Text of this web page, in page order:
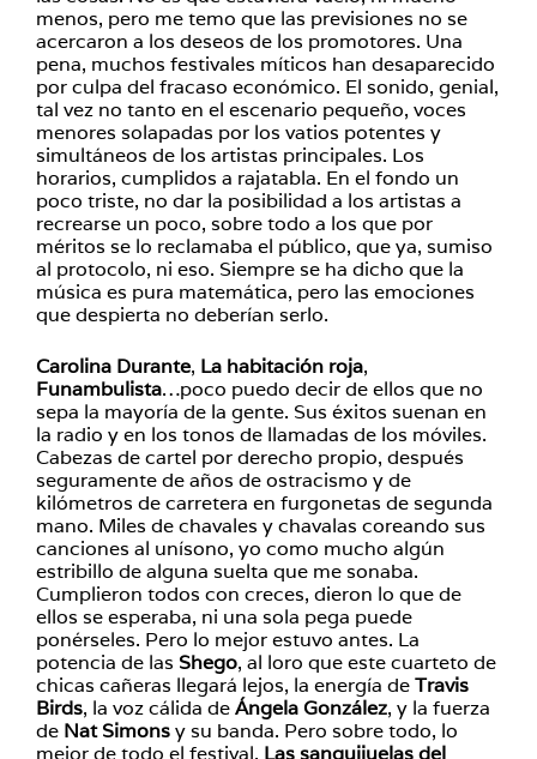
menos, pero me temo que las previsiones no se
acercaron a los deseos de los promotores. Una
pena, muchos festivales míticos han desaparecido
por culpa del fracaso económico. El sonido, genial,
tal vez no tanto en el escenario pequeño, voces
menores solapadas por los vatios potentes y
simultáneos de los artistas principales. Los
horarios, cumplidos a rajatabla. En el fondo un
poco triste, no dar la posibilidad a los artistas a
recrearse un poco, sobre todo a los que por
méritos se lo reclamaba el público, que ya, sumiso
al protocolo, ni eso. Siempre se ha dicho que la
música es pura matemática, pero las emociones
que despierta no deberían serlo.
Carolina Durante, La habitación roja,
Funambulista…poco puedo decir de ellos que no
sepa la mayoría de la gente. Sus éxitos suenan en
la radio y en los tonos de llamadas de los móviles.
Cabezas de cartel por derecho propio, después
seguramente de años de ostracismo y de
kilómetros de carretera en furgonetas de segunda
mano. Miles de chavales y chavalas coreando sus
canciones al unísono, yo como mucho algún
estribillo de alguna suelta que me sonaba.
Cumplieron todos con creces, dieron lo que de
ellos se esperaba, ni una sola pega puede
ponérseles. Pero lo mejor estuvo antes. La
potencia de las Shego, al loro que este cuarteto de
chicas cañeras llegará lejos, la energía deTravis
Birds, la voz cálida deÁngela González, y la fuerza
de Nat Simonsy su banda. Pero sobre todo, lo
mejor de todo el festival, Las sanguijuelas del